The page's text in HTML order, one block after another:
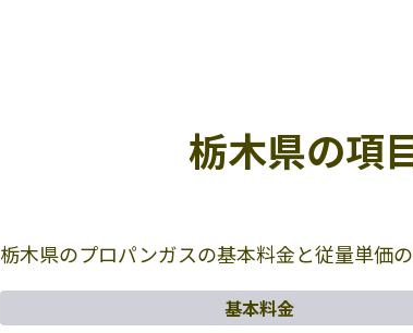
栃木県の項
栃木県のプロパンガスの基本料金と従量単価
基本料金